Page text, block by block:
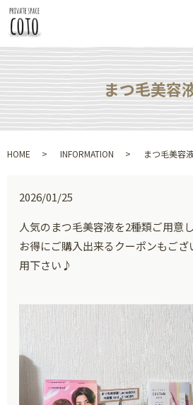
まつ毛美容
HOME INFORMATION まつ毛美容
2026/01/25
人気のまつ毛美容液を2種類ご用意
お得にご購入出来るクーポンもご
用下さい♪